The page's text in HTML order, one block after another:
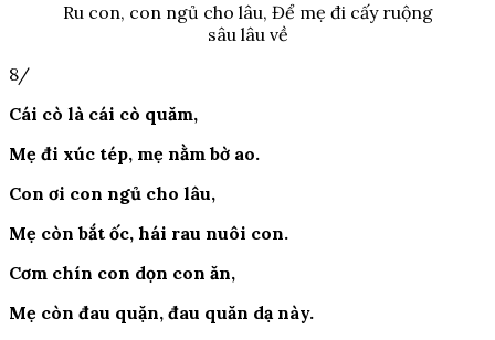
Ru con, con ngủ cho lâu, Để mẹ đi cấy ruộng
sâu lâu về
8/
Cái cò là cái cò quăm,
Mẹ đi xúc tép, mẹ nằm bờ ao.
Con ơi con ngủ cho lâu,
Mẹ còn bắt ốc, hái rau nuôi con.
Cơm chín con dọn con ăn,
Mẹ còn đau quặn, đau quăn dạ này.